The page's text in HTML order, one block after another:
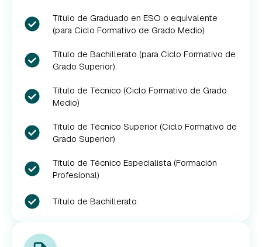
Título de Graduado en ESO o equivalente
(para Ciclo Formativo de Grado Medio)
Título de Bachillerato (para Ciclo Formativo de
Grado Superior).
Título de Técnico (Ciclo Formativo de Grado
Medio)
Título de Técnico Superior (Ciclo Formativo de
Grado Superior)
Título de Técnico Especialista (Formación
Profesional)
Título de Bachillerato.